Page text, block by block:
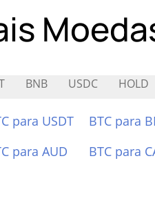
BNB USDC HOLD
para USDT BTC para
para AUD BTC para